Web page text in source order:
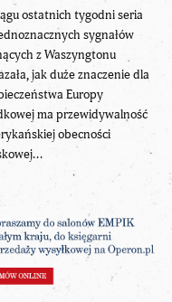
ostatnich tygodni seria
sygnałów
z Waszyngtonu
jak duże znaczenie dla
Europy
ma przewidywalność
obecności